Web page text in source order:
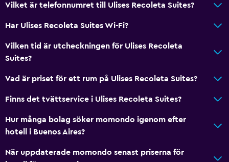
Vilket är telefonnumret till Ulises Recoleta Suites?
Har Ulises Recoleta Suites Wi-Fi?
Vilken tid är utcheckningen för Ulises Recoleta
Suites?
Vad är priset för ett rum på Ulises Recoleta Suites?
Finns det tvättservice i Ulises Recoleta Suites?
Hur många bolag söker momondo igenom efter
hotell i Buenos Aires?
När uppdaterade momondo senast priserna för